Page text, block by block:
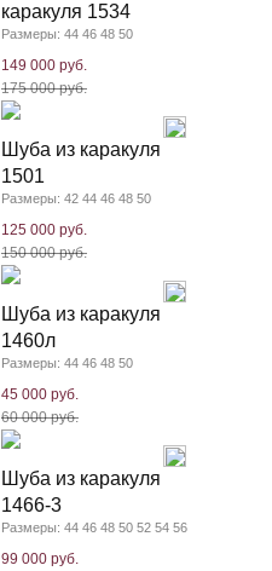
каракуля 1534
Размеры: 44 46 48 50
149 000 руб.
175 000 руб.
Шуба из каракуля
1501
Размеры: 42 44 46 48 50
125 000 руб.
150 000 руб.
Шуба из каракуля
1460л
Размеры: 44 46 48 50
45 000 руб.
60 000 руб.
Шуба из каракуля
1466-3
Размеры: 44 46 48 50 52 54 56
99 000 руб.